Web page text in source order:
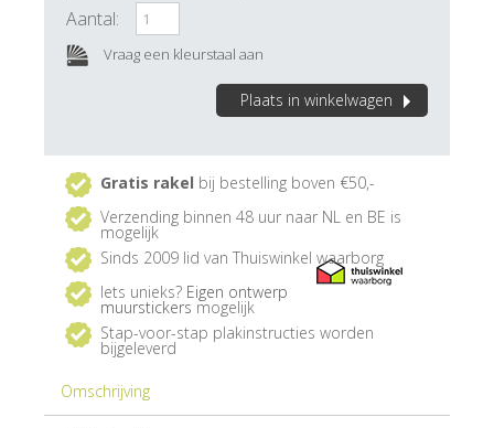
Plaats in winkelwagen
Aantal:
Vraag een kleurstaal aan
Gratis rakel bij bestelling boven €50,-
Verzending binnen 48 uur naar NL en BE is
mogelijk
Sinds 2009 lid van Thuiswinkel waarborg
Iets unieks? Eigen ontwerp
muurstickers mogelijk
Stap-voor-stap plakinstructies worden
bijgeleverd
Omschrijving